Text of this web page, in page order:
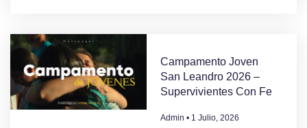
Campamento Joven
San Leandro 2026 –
Supervivientes Con Fe
Admin 1 Julio, 2026